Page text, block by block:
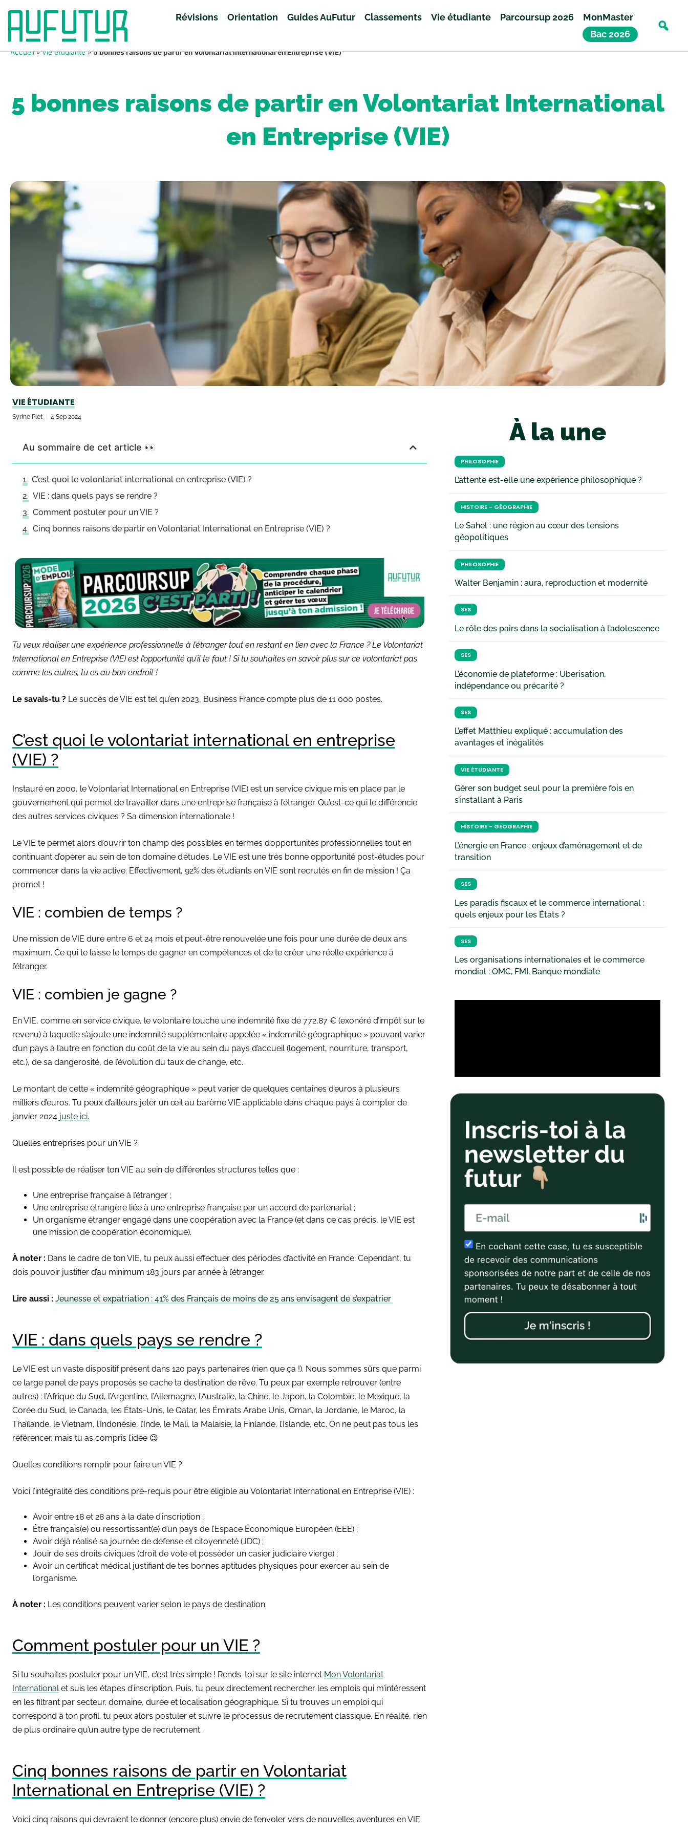
Révisions Orientation Guides AuFutur Classements Vie étudiante Parcoursup 2026
MonMaster
Bac 2026
Accueil»Vie étudiante»5 bonnes raisons de partir en Volontariat International en Entreprise (VIE)
5 bonnes raisons de partir en Volontariat International
en Entreprise (VIE)
VIE ÉTUDIANTE
Syrine Plet 4 Sep 2024
Au sommaire de cet article 👀
C’est quoi le volontariat international en entreprise (VIE) ?
VIE : dans quels pays se rendre ?
Comment postuler pour un VIE ?
Cinq bonnes raisons de partir en Volontariat International en Entreprise (VIE) ?
Tu veux réaliser une expérience professionnelle à l’étranger tout en restant en lien avec la France ? Le Volontariat
International en Entreprise (VIE) est l’opportunité qu’il te faut ! Si tu souhaites en savoir plus sur ce volontariat pas
comme les autres, tu es au bon endroit !
Le savais-tu ? Le succès de VIE est tel qu’en 2023, Business France compte plus de 11 000 postes.
C’est quoi le volontariat international en entreprise
(VIE) ?
Instauré en 2000, le Volontariat International en Entreprise (VIE) est un service civique mis en place par le
gouvernement qui permet de travailler dans une entreprise française à l’étranger. Qu’est-ce qui le différencie
des autres services civiques ? Sa dimension internationale !
Le VIE te permet alors d’ouvrir ton champ des possibles en termes d’opportunités professionnelles tout en
continuant d’opérer au sein de ton domaine d’études. Le VIE est une très bonne opportunité post-études pour
commencer dans la vie active. Effectivement, 92% des étudiants en VIE sont recrutés en fin de mission ! Ça
promet !
VIE : combien de temps ?
Une mission de VIE dure entre 6 et 24 mois et peut-être renouvelée une fois pour une durée de deux ans
maximum. Ce qui te laisse le temps de gagner en compétences et de te créer une réelle expérience à
l’étranger.
VIE : combien je gagne ?
En VIE, comme en service civique, le volontaire touche une indemnité fixe de 772,87 € (exonéré d’impôt sur le
revenu) à laquelle s’ajoute une indemnité supplémentaire appelée « indemnité géographique » pouvant varier
d’un pays à l’autre en fonction du coût de la vie au sein du pays d’accueil (logement, nourriture, transport,
etc.), de sa dangerosité, de l’évolution du taux de change, etc.
Le montant de cette « indemnité géographique » peut varier de quelques centaines d’euros à plusieurs
milliers d’euros. Tu peux d’ailleurs jeter un œil au barème VIE applicable dans chaque pays à compter de
janvier 2024 juste ici.
Quelles entreprises pour un VIE ?
Il est possible de réaliser ton VIE au sein de différentes structures telles que :
Une entreprise française à l’étranger ;
Une entreprise étrangère liée à une entreprise française par un accord de partenariat ;
Un organisme étranger engagé dans une coopération avec la France (et dans ce cas précis, le VIE est
une mission de coopération économique).
À noter : Dans le cadre de ton VIE, tu peux aussi effectuer des périodes d’activité en France. Cependant, tu
dois pouvoir justifier d’au minimum 183 jours par année à l’étranger.
Lire aussi : Jeunesse et expatriation : 41% des Français de moins de 25 ans envisagent de s’expatrier
VIE : dans quels pays se rendre ?
Le VIE est un vaste dispositif présent dans 120 pays partenaires (rien que ça !). Nous sommes sûrs que parmi
ce large panel de pays proposés se cache ta destination de rêve. Tu peux par exemple retrouver (entre
autres) : l’Afrique du Sud, l’Argentine, l’Allemagne, l’Australie, la Chine, le Japon, la Colombie, le Mexique, la
Corée du Sud, le Canada, les États-Unis, le Qatar, les Émirats Arabe Unis, Oman, la Jordanie, le Maroc, la
Thaïlande, le Vietnam, l’Indonésie, l’Inde, le Mali, la Malaisie, la Finlande, l’Islande, etc. On ne peut pas tous les
référencer, mais tu as compris l’idée 😉
Quelles conditions remplir pour faire un VIE ?
Voici l’intégralité des conditions pré-requis pour être éligible au Volontariat International en Entreprise (VIE) :
Avoir entre 18 et 28 ans à la date d’inscription ;
Être français(e) ou ressortissant(e) d’un pays de l’Espace Économique Européen (EEE) ;
Avoir déjà réalisé sa journée de défense et citoyenneté (JDC) ;
Jouir de ses droits civiques (droit de vote et posséder un casier judiciaire vierge) ;
Avoir un certificat médical justifiant de tes bonnes aptitudes physiques pour exercer au sein de
l’organisme.
À noter : Les conditions peuvent varier selon le pays de destination.
Comment postuler pour un VIE ?
Si tu souhaites postuler pour un VIE, c’est très simple ! Rends-toi sur le site internet Mon Volontariat
Internationalet suis les étapes d’inscription. Puis, tu peux directement rechercher les emplois qui m’intéressent
en les filtrant par secteur, domaine, durée et localisation géographique. Si tu trouves un emploi qui
correspond à ton profil, tu peux alors postuler et suivre le processus de recrutement classique. En réalité, rien
de plus ordinaire qu’un autre type de recrutement.
Cinq bonnes raisons de partir en Volontariat
International en Entreprise (VIE) ?
Voici cinq raisons qui devraient te donner (encore plus) envie de t’envoler vers de nouvelles aventures en VIE.
À la une
PHILOSOPHIE
L’attente est-elle une expérience philosophique ?
HISTOIRE - GÉOGRAPHIE
Le Sahel : une région au cœur des tensions
géopolitiques
PHILOSOPHIE
Walter Benjamin : aura, reproduction et modernité
SES
Le rôle des pairs dans la socialisation à l’adolescence
SES
L’économie de plateforme : Uberisation,
indépendance ou précarité ?
SES
L’effet Matthieu expliqué : accumulation des
avantages et inégalités
VIE ÉTUDIANTE
Gérer son budget seul pour la première fois en
s’installant à Paris
HISTOIRE - GÉOGRAPHIE
L’énergie en France : enjeux d’aménagement et de
transition
SES
Les paradis fiscaux et le commerce international :
quels enjeux pour les États ?
SES
Les organisations internationales et le commerce
mondial : OMC, FMI, Banque mondiale